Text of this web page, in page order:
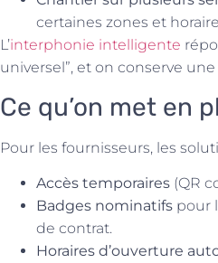
certaines zones et
L’interphonie intelligente
universel”, et on conserve
Ce qu’on met en
Pour les fournisseurs, les
Accès temporaires (QR
Badges nominatifs pour
de contrat.
Horaires d’ouverture